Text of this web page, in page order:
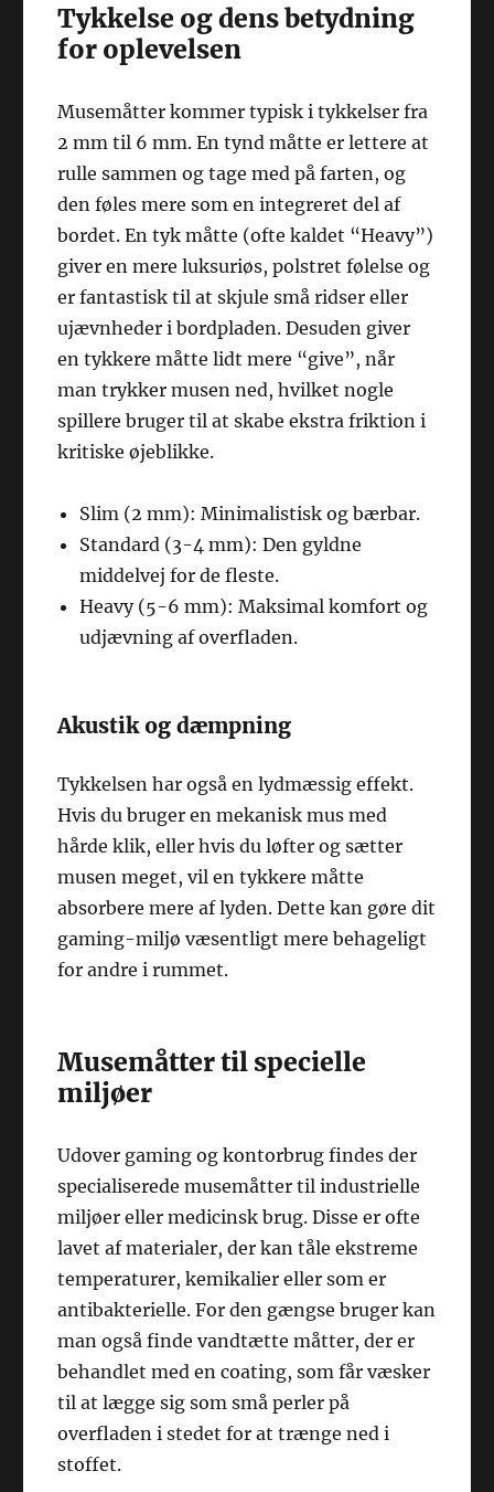
Tykkelse og dens betydning
for oplevelsen
Musemåtter kommer typisk i tykkelser fra
2 mm til 6 mm. En tynd måtte er lettere at
rulle sammen og tage med på farten, og
den føles mere som en integreret del af
bordet. En tyk måtte (ofte kaldet “Heavy”)
giver en mere luksuriøs, polstret følelse og
er fantastisk til at skjule små ridser eller
ujævnheder i bordpladen. Desuden giver
en tykkere måtte lidt mere “give”, når
man trykker musen ned, hvilket nogle
spillere bruger til at skabe ekstra friktion i
kritiske øjeblikke.
Slim (2 mm): Minimalistisk og bærbar.
Standard (3-4 mm): Den gyldne
middelvej for de fleste.
Heavy (5-6 mm): Maksimal komfort og
udjævning af overfladen.
Akustik og dæmpning
Tykkelsen har også en lydmæssig effekt.
Hvis du bruger en mekanisk mus med
hårde klik, eller hvis du løfter og sætter
musen meget, vil en tykkere måtte
absorbere mere af lyden. Dette kan gøre dit
gaming-miljø væsentligt mere behageligt
for andre i rummet.
Musemåtter til specielle
miljøer
Udover gaming og kontorbrug findes der
specialiserede musemåtter til industrielle
miljøer eller medicinsk brug. Disse er ofte
lavet af materialer, der kan tåle ekstreme
temperaturer, kemikalier eller som er
antibakterielle. For den gængse bruger kan
man også finde vandtætte måtter, der er
behandlet med en coating, som får væsker
til at lægge sig som små perler på
overfladen i stedet for at trænge ned i
stoffet.